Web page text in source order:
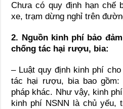
Chưa có quy định hạn chế
xe, trạm dừng nghỉ trên
2. Nguồn kinh phí bảo
chống tác hại rượu, bia:
– Luật quy định kinh phí
tác hại rượu, bia bao
pháp khác. Như vậy, kinh
kinh phí NSNN là chủ yếu,